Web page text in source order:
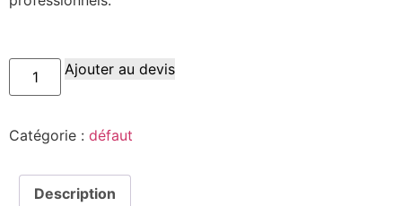
Ajouter au devis
Catégorie : défaut
Description